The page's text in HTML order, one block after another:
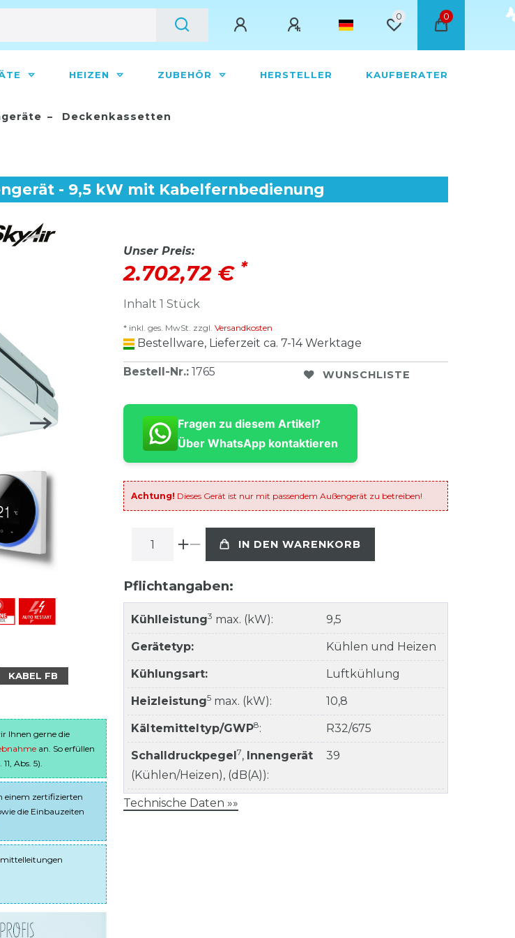
0 0
HEIZEN ZUBEHÖR HERSTELLER KAUFBERATER
Deckenkassetten
- 9,5 kW mit Kabelfernbedienung
KABEL FB
Ihnen gerne die
an. So erfüllen
Abs. 5).
einem zertifizierten
die Einbauzeiten
Unser Preis:
2.702,72 € *
Inhalt 1 Stück
* inkl. ges. MwSt. zzgl. Versandkosten
Bestellware, Lieferzeit ca. 7-14 Werktage
Bestell-Nr.: 1765 WUNSCHLISTE
Fragen zu diesem Artikel?
Über WhatsApp kontaktieren
Achtung! Dieses Gerät ist nur mit passendem Außengerät zu betreiben!
IN DEN WARENKORB
Pflichtangaben:
Kühlleistung3 max. (kW): 9,5
Gerätetyp: Kühlen und Heizen
Kühlungsart: Luftkühlung
Heizleistung5 max. (kW): 10,8
Kältemitteltyp/GWP8: R32/675
Schalldruckpegel7, Innengerät
(Kühlen/Heizen), (dB(A)):
39
Technische Daten »»